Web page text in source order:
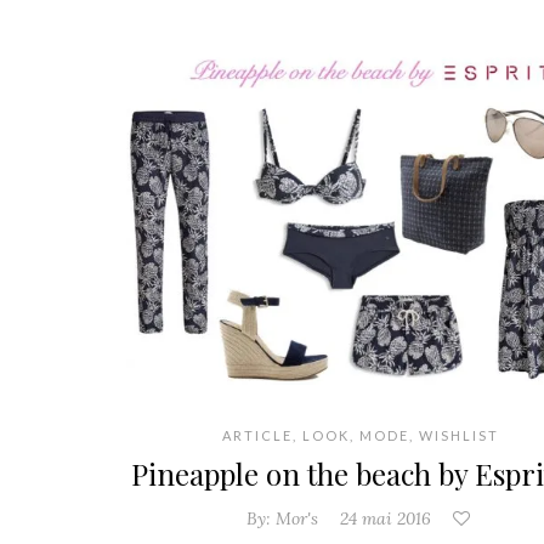
ARTICLE LOOK MODE WISHLIST
Pineapple on the beach by
By: Mor's 24 mai 2016